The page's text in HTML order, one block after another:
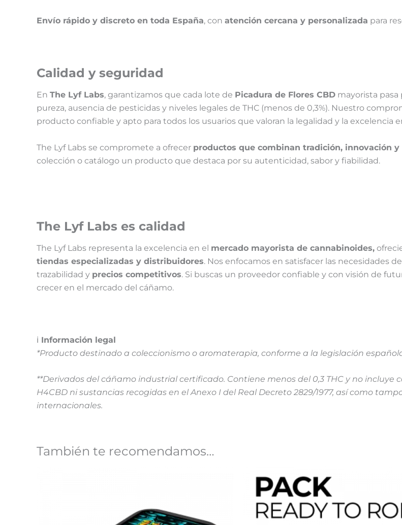
Envío rápido y discreto en toda España, con atención cercana y personalizada para
Calidad y seguridad
En The Lyf Labs, garantizamos que cada lote de Picadura de Flores CBD mayorista pasa
pureza, ausencia de pesticidas y niveles legales de THC (menos de 0,3%). Nuestro
producto confiable y apto para todos los usuarios que valoran la legalidad y la excelencia
The Lyf Labs se compromete a ofrecer productos que combinan tradición, innovación
colección o catálogo un producto que destaca por su autenticidad, sabor y fiabilidad.
The Lyf Labs es calidad
The Lyf Labs representa la excelencia en el mercado mayorista de cannabinoides,
tiendas especializadas y distribuidores. Nos enfocamos en satisfacer las necesidades
trazabilidad y precios competitivos. Si buscas un proveedor confiable y con visión de
crecer en el mercado del cáñamo.
ℹ️ Información legal
*Producto destinado a coleccionismo o aromaterapia, conforme a la legislación
**Derivados del cáñamo industrial certificado. Contiene menos del 0,3 THC y no incluye
H4CBD ni sustancias recogidas en el Anexo I del Real Decreto 2829/1977, así como
internacionales.
También te recomendamos…